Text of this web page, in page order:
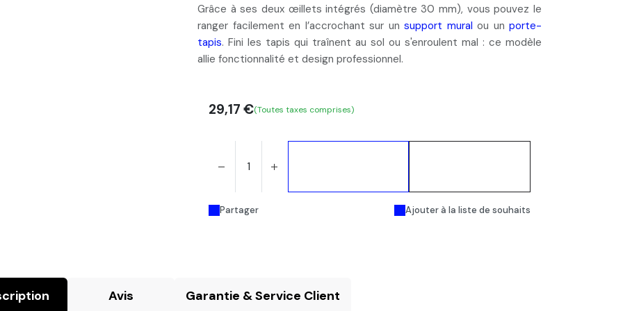
Grâce à ses deux œillets intégrés (diamètre 30 mm), vous pouvez le
ranger facilement en l’accrochant sur un support mural ou un porte-
tapis. Fini les tapis qui traînent au sol ou s'enroulent mal : ce modèle
allie fonctionnalité et design professionnel.
Partager Ajouter à la liste de souhaits
29,17 €(Toutes taxes comprises)
Avis Garantie & Service Client